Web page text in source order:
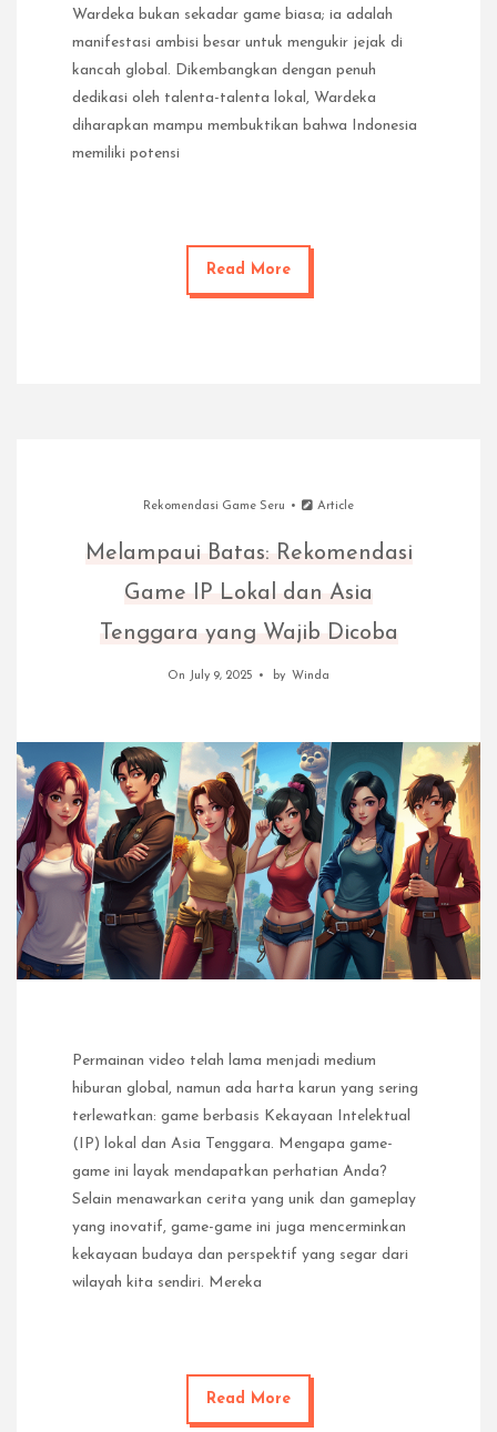
Wardeka bukan sekadar game biasa; ia adalah
manifestasi ambisi besar untuk mengukir jejak di
kancah global. Dikembangkan dengan penuh
dedikasi oleh talenta-talenta lokal, Wardeka
diharapkan mampu membuktikan bahwa Indonesia
memiliki potensi
Read More
Rekomendasi Game Seru Article
Melampaui Batas: Rekomendasi
Game IP Lokal dan Asia
Tenggara yang Wajib Dicoba
On July 9, 2025 by Winda
Permainan video telah lama menjadi medium
hiburan global, namun ada harta karun yang sering
terlewatkan: game berbasis Kekayaan Intelektual
(IP) lokal dan Asia Tenggara. Mengapa game-
game ini layak mendapatkan perhatian Anda?
Selain menawarkan cerita yang unik dan gameplay
yang inovatif, game-game ini juga mencerminkan
kekayaan budaya dan perspektif yang segar dari
wilayah kita sendiri. Mereka
Read More